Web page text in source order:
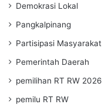
Demokrasi Lokal
Pangkalpinang
Partisipasi Masyarakat
Pemerintah Daerah
pemilihan RT RW 2026
pemilu RT RW